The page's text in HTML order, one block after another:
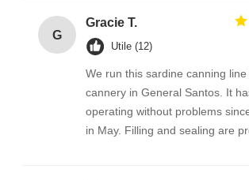
G
Gracie T.
Utile (12)
We run this sardine canning
cannery in General Santos. It
operating without problems
in May. Filling and sealing are